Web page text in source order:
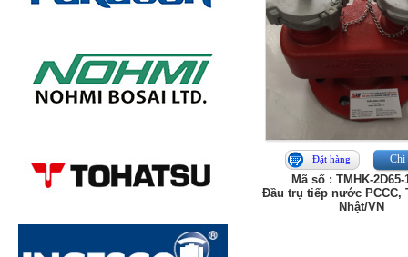
Đặt hàng Chi
Mã số : TMHK-2D65-
Đầu trụ tiếp nước PCCC,
Nhật/VN